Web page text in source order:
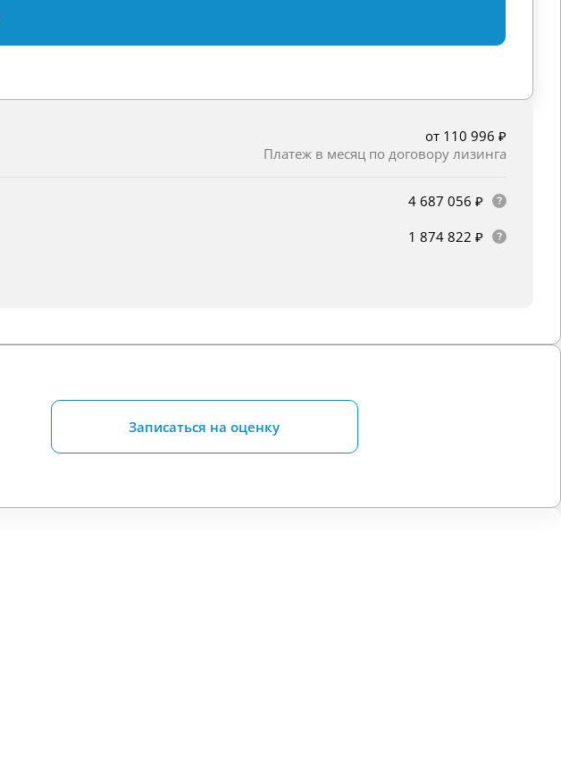
от 110 996 ₽
Платеж в месяц по договору лизинга
4 687 056 ₽
1 874 822 ₽
Записаться на оценку